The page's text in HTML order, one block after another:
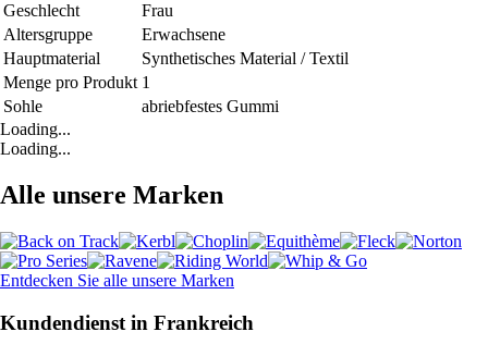
Geschlecht
Frau
Altersgruppe
Erwachsene
Hauptmaterial
Synthetisches Material / Textil
Menge pro Produkt 1
Sohle
abriebfestes Gummi
Loading...
Loading...
Alle unsere Marken
Entdecken Sie alle unsere Marken
Kundendienst in Frankreich